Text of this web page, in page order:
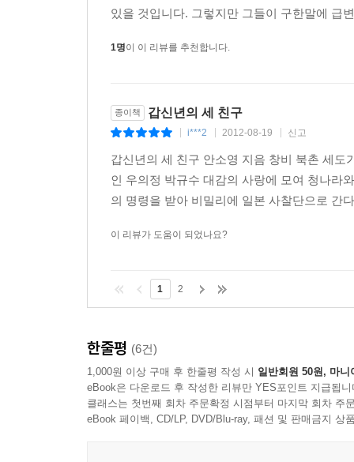
있을 것입니다. 그렇지만 그들이 구한말에 급
1명이 이 리뷰를 추천합니다.
종이책 갑신년의 세 친구
i***2 2012-08-19 신고
갑신년의 세 친구 안소영 지음 창비 북촌 세
인 우의정 박규수 대감의 사랑에 모여 청나라
의 명령을 받아 비밀리에 일본 사찰단으로 간
이 리뷰가 도움이 되었나요?
1 2
한줄평 (6건)
1,000원 이상 구매 후 한줄평 작성 시 일반회원 50원, 마니
eBook은 다운로드 후 작성한 리뷰만 YES포인트 지급됩니
클래스는 첫번째 회차 주문확정 시점부터 마지막 회차 주
eBook 페이백, CD/LP, DVD/Blu-ray, 패션 및 판매금지 상